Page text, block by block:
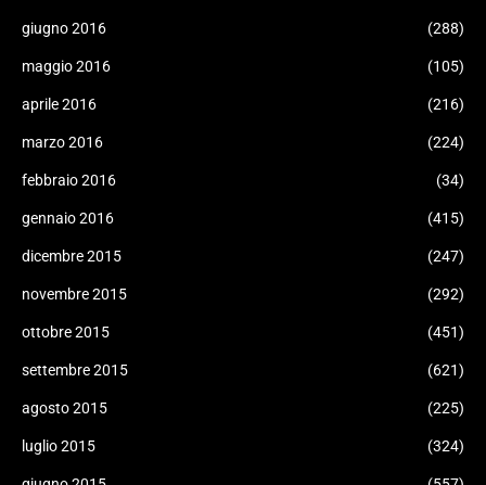
giugno 2016 (288)
maggio 2016 (105)
aprile 2016 (216)
marzo 2016 (224)
febbraio 2016 (34)
gennaio 2016 (415)
dicembre 2015 (247)
novembre 2015 (292)
ottobre 2015 (451)
settembre 2015 (621)
agosto 2015 (225)
luglio 2015 (324)